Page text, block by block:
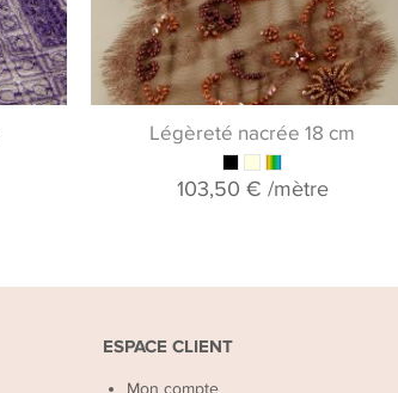
Légèreté nacrée 18 cm
103,50 € /mètre
ESPACE CLIENT
Mon compte